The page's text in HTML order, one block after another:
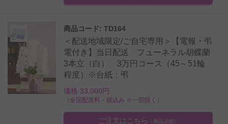
商品コード: TD164
＜配送地域限定/ご自宅専用＞【電報・弔
電付き】当日配送 フューネラル胡蝶蘭
3本立（白） 3万円コース（45～51輪
程度）※台紙：弔
価格 33,000円
（全国配送料・税込み ※一部除く）
ご注文はこちら （商品詳細）